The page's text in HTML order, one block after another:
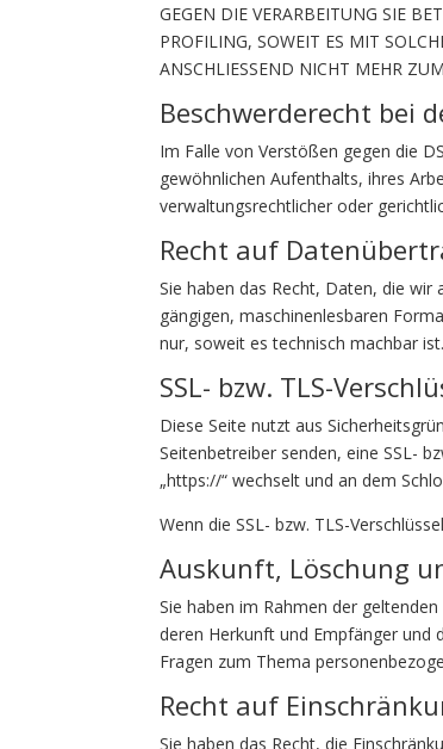
GEGEN DIE VERARBEITUNG SIE
PROFILING, SOWEIT ES MIT
ANSCHLIESSEND NICHT MEHR
Beschwerde­recht bei
Im Falle von Verstößen gegen die
gewöhnlichen Aufenthalts, ihres
verwaltungsrechtlicher oder
Recht auf
Sie haben das Recht, Daten, die
gängigen, maschinenlesbaren
nur, soweit es technisch machbar ist.
SSL- bzw. TLS-
Diese Seite nutzt aus
Seitenbetreiber senden, eine SSL-
„https://“ wechselt und an dem
Wenn die SSL- bzw. TLS-
Auskunft, Löschung
Sie haben im Rahmen der
deren Herkunft und Empfänger und
Fragen zum Thema
Recht auf
Sie haben das Recht, die